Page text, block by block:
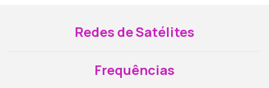
Redes de Satélites
Frequências